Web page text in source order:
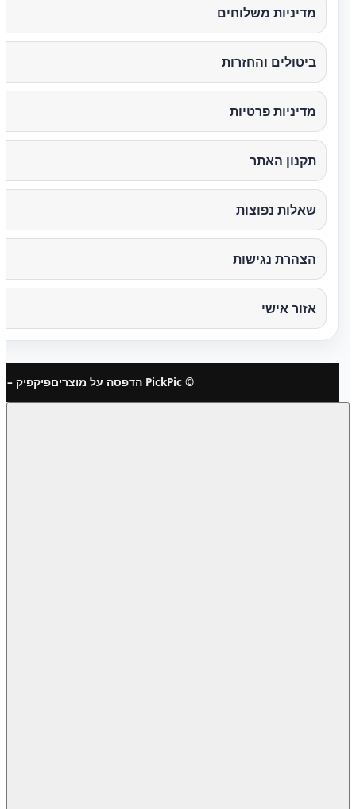
מדיניות משלוחים
ביטולים והחזרות
מדיניות פרטיות
תקנון האתר
שאלות נפוצות
הצהרת נגישות
אזור אישי
© PickPic הדפסה על מוצרים פיקפיק –